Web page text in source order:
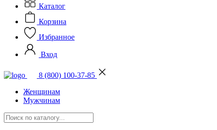
Каталог
Корзина
Избранное
Вход
8 (800) 100-37-85
Женщинам
Мужчинам